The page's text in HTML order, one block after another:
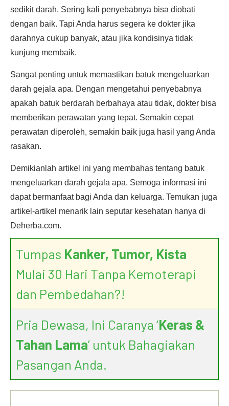
sedikit darah. Sering kali penyebabnya bisa diobati
dengan baik. Tapi Anda harus segera ke dokter jika
darahnya cukup banyak, atau jika kondisinya tidak
kunjung membaik.
Sangat penting untuk memastikan batuk mengeluarkan
darah gejala apa. Dengan mengetahui penyebabnya
apakah batuk berdarah berbahaya atau tidak, dokter bisa
memberikan perawatan yang tepat. Semakin cepat
perawatan diperoleh, semakin baik juga hasil yang Anda
rasakan.
Demikianlah artikel ini yang membahas tentang batuk
mengeluarkan darah gejala apa. Semoga informasi ini
dapat bermanfaat bagi Anda dan keluarga. Temukan juga
artikel-artikel menarik lain seputar kesehatan hanya di
Deherba.com.
Tumpas Kanker, Tumor, Kista
Mulai 30 Hari Tanpa Kemoterapi
dan Pembedahan?!
Pria Dewasa, Ini Caranya ‘Keras &
Tahan Lama’ untuk Bahagiakan
Pasangan Anda.